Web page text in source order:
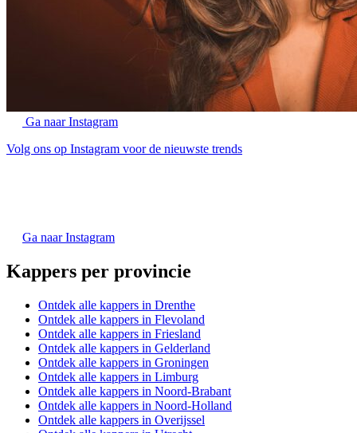
Ga naar Instagram
Volg ons op Instagram voor de nieuwste trends
Ga naar Instagram
Kappers per provincie
Ontdek alle kappers in Drenthe
Ontdek alle kappers in Flevoland
Ontdek alle kappers in Friesland
Ontdek alle kappers in Gelderland
Ontdek alle kappers in Groningen
Ontdek alle kappers in Limburg
Ontdek alle kappers in Noord-Brabant
Ontdek alle kappers in Noord-Holland
Ontdek alle kappers in Overijssel